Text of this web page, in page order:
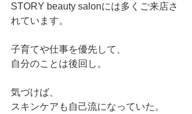
STORY beauty salonには多くご来店さ
れています。
子育てや仕事を優先して、
自分のことは後回し。
気づけば、
スキンケアも自己流になっていた。